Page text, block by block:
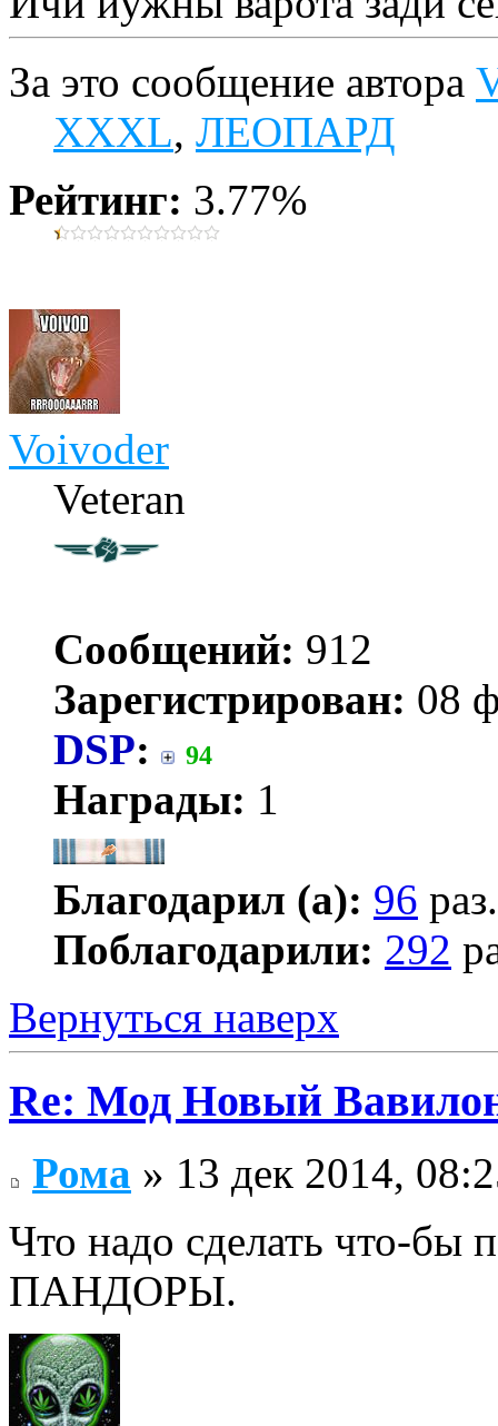
За это сообщение автора
XXXL, ЛЕОПАРД
Рейтинг: 3.77%
Voivoder
Veteran
Сообщений: 912
Зарегистрирован: 08
DSP: 94
Награды: 1
Благодарил (а): 96 раз.
Поблагодарили: 292
Вернуться наверх
Re: Мод Новый
Рома » 13 дек 2014,
Что надо сделать что-
ПАНДОРЫ.